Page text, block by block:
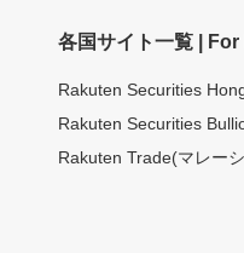
各国サイト一覧 |
Rakuten Securities
Rakuten Securities
Rakuten Trade(マレー